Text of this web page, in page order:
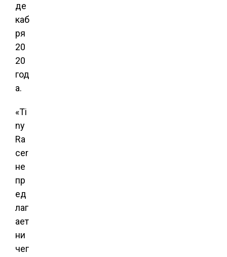
де
каб
ря
20
20
год
а.
«Ti
ny
Ra
cer
не
пр
ед
лаг
ает
ни
чег